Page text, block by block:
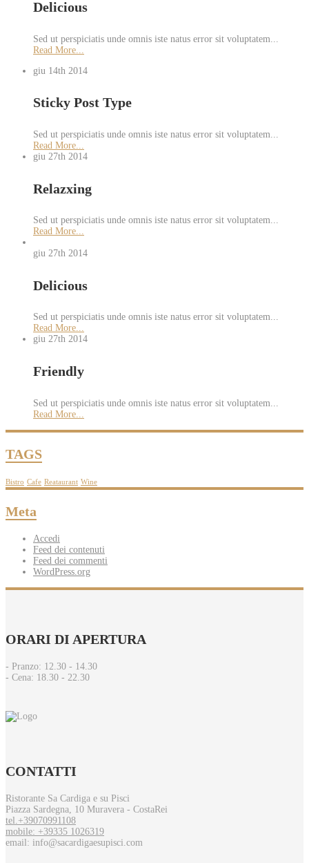
Delicious
Sed ut perspiciatis unde omnis iste natus error sit voluptatem...
Read More...
giu 14th 2014
Sticky Post Type
Sed ut perspiciatis unde omnis iste natus error sit voluptatem...
Read More...
giu 27th 2014
Relazxing
Sed ut perspiciatis unde omnis iste natus error sit voluptatem...
Read More...
giu 27th 2014
Delicious
Sed ut perspiciatis unde omnis iste natus error sit voluptatem...
Read More...
giu 27th 2014
Friendly
Sed ut perspiciatis unde omnis iste natus error sit voluptatem...
Read More...
TAGS
Bistro Cafe Reataurant Wine
Meta
Accedi
Feed dei contenuti
Feed dei commenti
WordPress.org
ORARI DI APERTURA
- Pranzo: 12.30 - 14.30​
- Cena: 18.30 - 22.30
CONTATTI
Ristorante Sa Cardiga e su Pisci
Piazza Sardegna, 10 Muravera - CostaRei
tel.+39070991108
mobile: +39335 1026319
email: info@sacardigaesupisci.com